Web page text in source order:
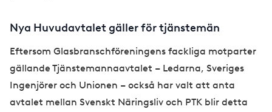
Nya Huvudavtalet gäller för tjänstemän
Eftersom Glasbranschföreningens fackliga motparter
gällande Tjänstemannaavtalet – Ledarna, Sveriges
Ingenjörer och Unionen – också har valt att anta
avtalet mellan Svenskt Näringsliv och PTK blir detta